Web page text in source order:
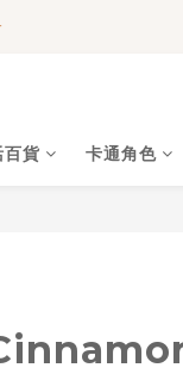
百貨 卡通角色